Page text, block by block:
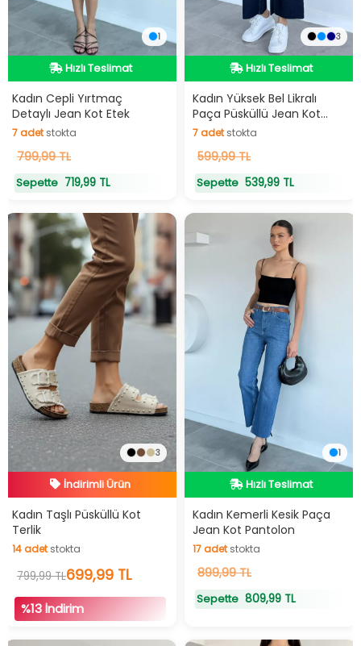
1
Hızlı Teslimat
Hızlı Teslimat
Kadın Cepli Yırtmaç
Detaylı Jean Kot Etek
7adetstokta
7adetstokta
799,99 TL
Sepette 719,99 TL
3
Hızlı Teslimat
Hızlı Teslimat
Kadın Yüksek Bel Likralı
Paça Püsküllü Jean Kot
Pantolon
7adetstokta
7adetstokta
599,99 TL
Sepette 539,99 TL
3
İndirimli Ürün
Hızlı Teslimat
İndirimli Ürün
Kadın Taşlı Püsküllü Kot
Terlik
14adetstokta
14adetstokta
799,99 TL699,99 TL
%13 İndirim
1
Hızlı Teslimat
Hızlı Teslimat
Kadın Kemerli Kesik Paça
Jean Kot Pantolon
17adetstokta
17adetstokta
899,99 TL
Sepette 809,99 TL